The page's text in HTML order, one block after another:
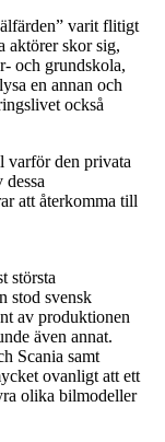
varit flitigt
aktörer skor sig,
och grundskola,
en annan och
också
varför den privata
att återkomma till
största
stod svensk
av produktionen
även annat.
Scania samt
ovanligt att ett
olika bilmodeller